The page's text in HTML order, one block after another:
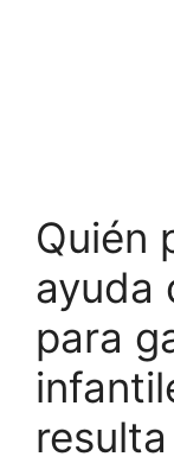
Quién
ayuda
para